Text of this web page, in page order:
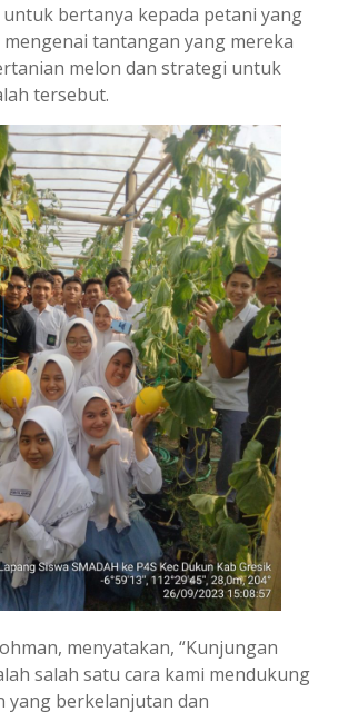
bertanya kepada petani yang
tantangan yang mereka
melon dan strategi untuk
tersebut.
menyatakan, “Kunjungan
salah satu cara kami mendukung
yang berkelanjutan dan